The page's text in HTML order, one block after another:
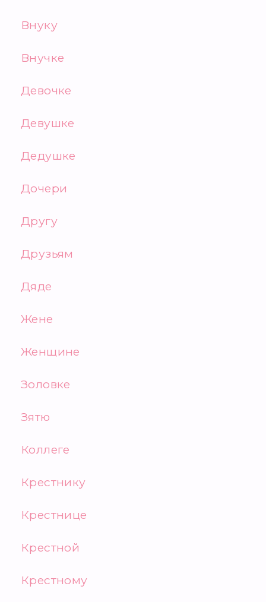
Внуку
Внучке
Девочке
Девушке
Дедушке
Дочери
Другу
Друзьям
Дяде
Жене
Женщине
Золовке
Зятю
Коллеге
Крестнику
Крестнице
Крестной
Крестному